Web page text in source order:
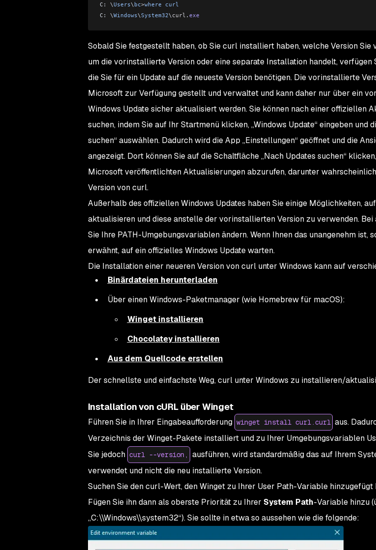
C: \Users\ bc>where curl
C: \Windows\System32\curl . exe
Sobald Sie festgestellt haben, ob Sie curl installiert haben, welche Version Sie
um die vorinstallierte Version oder eine separate Installation handelt, verfügen
die Sie für ein Update auf die neueste Version benötigen. Die vorinstallierte
Microsoft zur Verfügung gestellt und verwaltet und kann daher nur über ein
Windows Update sicher aktualisiert werden. Sie können nach einer offiziellen
suchen, indem Sie auf Ihr Startmenü klicken, „Windows Update“ eingeben und
suchen“ auswählen. Dadurch wird die App „Einstellungen“ geöffnet und die
angezeigt. Dort können Sie auf die Schaltfläche „Nach Updates suchen“
Microsoft veröffentlichten Aktualisierungen abzurufen, darunter
Version von curl.
Außerhalb des offiziellen Windows Updates haben Sie einige Möglichkeiten,
aktualisieren und diese anstelle der vorinstallierten Version zu verwenden. Bei
Sie Ihre PATH-Umgebungsvariablen ändern. Wenn Ihnen das unangenehm ist,
erwähnt, auf ein offizielles Windows Update warten.
Die Installation einer neueren Version von curl unter Windows kann auf
Binärdateien herunterladen
Über einen Windows-Paketmanager (wie Homebrew für macOS):
Winget installieren
Chocolatey installieren
Aus dem Quellcode erstellen
Der schnellste und einfachste Weg, curl unter Windows zu installieren/
Installation von cURL über Winget
Führen Sie in Ihrer Eingabeaufforderung winget install curl.curl aus.
Verzeichnis der Winget-Pakete installiert und zu Ihrer Umgebungsvariablen
Sie jedoch curl --version,
ausführen, wird standardmäßig das auf Ihrem
verwendet und nicht die neu installierte Version.
Suchen Sie den curl-Wert, den Winget zu Ihrer User Path-Variable hinzugefügt
Fügen Sie ihn dann als oberste Priorität zu Ihrer System Path-Variable hinzu
„C:\\Windows\\system32“). Sie sollte in etwa so aussehen wie die folgende: